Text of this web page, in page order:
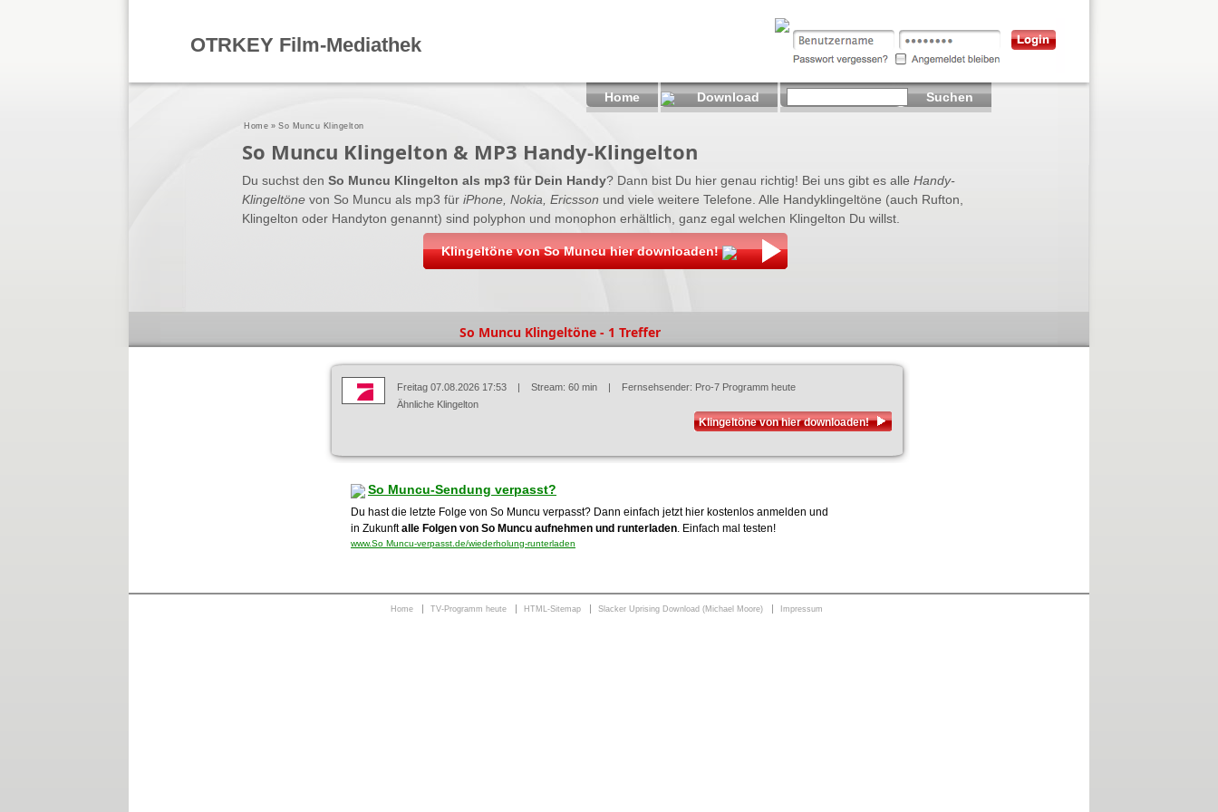
So Muncu Klingelton & MP3 Handy-Klingelton
Du suchst den So Muncu Klingelton als mp3 für Dein Handy? Dann bist Du hier genau richtig! Bei uns gibt es alle Handy-
Klingeltöne von So Muncu als mp3 für iPhone, Nokia, Ericsson und viele weitere Telefone. Alle Handyklingeltöne (auch Rufton,
Klingelton oder Handyton genannt) sind polyphon und monophon erhältlich, ganz egal welchen Klingelton Du willst.
Klingeltöne von So Muncu hier downloaden!
So Muncu Klingeltöne - 1 Treffer
Freitag 07.08.2026 17:53 | Stream: 60 min | Fernsehsender: Pro-7 Programm heute
Ähnliche Klingelton
Klingeltöne von hier downloaden!
So Muncu-Sendung verpasst?
Du hast die letzte Folge von So Muncu verpasst? Dann einfach jetzt hier kostenlos anmelden und
in Zukunftalle Folgen von So Muncu aufnehmen und runterladen. Einfach mal testen!
www.So Muncu-verpasst.de/wiederholung-runterladen
Home »So Muncu Klingelton
OTRKEY Film-Mediathek
Home Download Suchen
Home TV-Programm heute HTML-Sitemap Slacker Uprising Download (Michael Moore) Impressum